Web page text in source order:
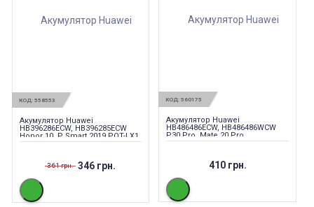
КОД: 558553
Акумулятор Huawei
HB396286ECW, HB396285ECW
Honor 10, P Smart 2019 POT-LX1,
P20, 3400mAh
361 грн. 346 грн.
КОД: 560175
Акумулятор Huawei
HB486486ECW, HB486486WCW
P30 Pro, Mate 20 Pro
410 грн.